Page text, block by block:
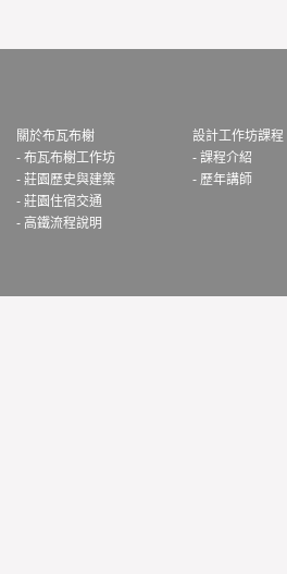
關於布瓦布榭
- 布瓦布榭工作坊
- 莊園歷史與建築
- 莊園住宿交通
- 高鐵流程說明
設計工作坊課程
- 課程介紹
- 歷年講師